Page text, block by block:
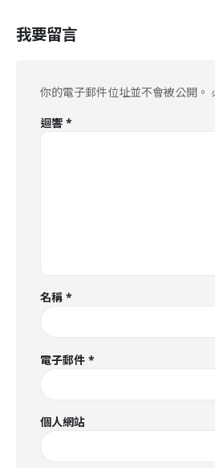
我要留言
你的電子郵件位址並不會被公開。
迴響 *
名稱 *
電子郵件 *
個人網站